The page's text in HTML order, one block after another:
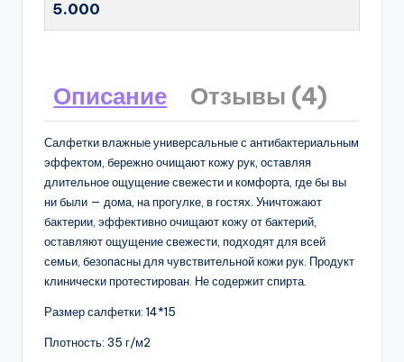
5.000
Описание Отзывы (4)
Салфетки влажные универсальные с антибактериальным
эффектом, бережно очищают кожу рук, оставляя
длительное ощущение свежести и комфорта, где бы вы
ни были — дома, на прогулке, в гостях. Уничтожают
бактерии, эффективно очищают кожу от бактерий,
оставляют ощущение свежести, подходят для всей
семьи, безопасны для чувствительной кожи рук. Продукт
клинически протестирован. Не содержит спирта.
Размер салфетки: 14*15
Плотность: 35 г/м2